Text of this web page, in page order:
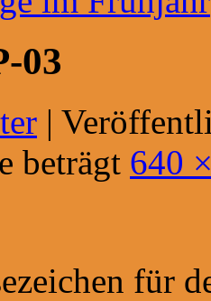
03
|
beträgt 640
für